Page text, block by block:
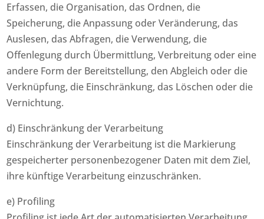
Erfassen, die Organisation, das Ordnen, die
Speicherung, die Anpassung oder Veränderung, das
Auslesen, das Abfragen, die Verwendung, die
Offenlegung durch Übermittlung, Verbreitung oder eine
andere Form der Bereitstellung, den Abgleich oder die
Verknüpfung, die Einschränkung, das Löschen oder die
Vernichtung.
d) Einschränkung der Verarbeitung
Einschränkung der Verarbeitung ist die Markierung
gespeicherter personenbezogener Daten mit dem Ziel,
ihre künftige Verarbeitung einzuschränken.
e) Profiling